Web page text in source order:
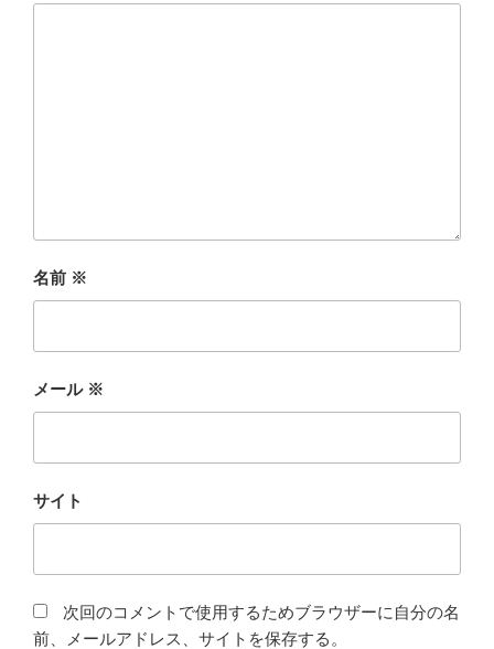
名前 ※
メール ※
サイト
次回のコメントで使用するためブラウザーに自分の名
前、メールアドレス、サイトを保存する。